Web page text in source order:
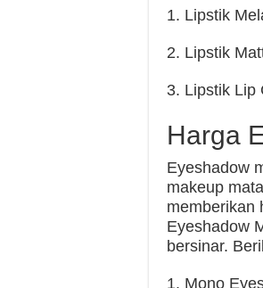
1. Lipstik
2. Lipstik
3. Lipstik Lip
Harga
Eyeshadow
makeup
memberikan
Eyeshadow
bersinar.
1. Mono